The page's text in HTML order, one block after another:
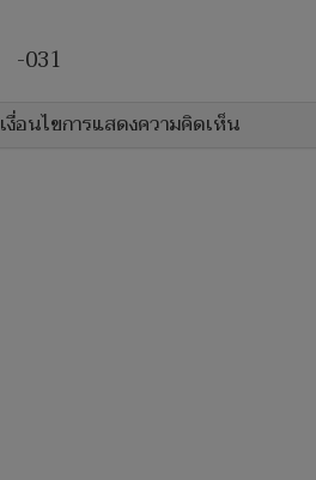
-031
เงื่อนไขการแสดงความคิดเห็น